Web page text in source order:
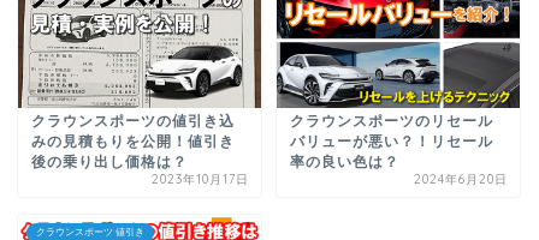
クラウンスポーツの値引き込
みの見積もりを公開！値引き
後の乗り出し価格は？
2023年10月17日
クラウンスポーツのリセール
バリューが悪い？！リセール
率の良い色は？
2024年6月20日
クラウンスポーツ 値引き